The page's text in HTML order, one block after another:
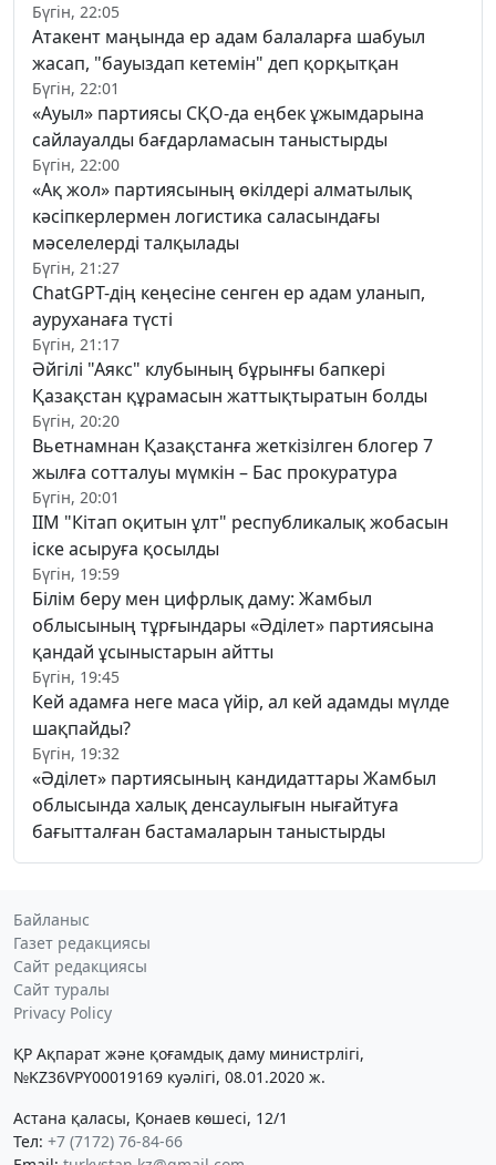
Бүгін, 22:05
Атакент маңында ер адам балаларға шабуыл
жасап, "бауыздап кетемін" деп қорқытқан
Бүгін, 22:01
«Ауыл» партиясы СҚО-да еңбек ұжымдарына
сайлауалды бағдарламасын таныстырды
Бүгін, 22:00
«Ақ жол» партиясының өкілдері алматылық
кәсіпкерлермен логистика саласындағы
мәселелерді талқылады
Бүгін, 21:27
ChatGPT-дің кеңесіне сенген ер адам уланып,
ауруханаға түсті
Бүгін, 21:17
Әйгілі "Аякс" клубының бұрынғы бапкері
Қазақстан құрамасын жаттықтыратын болды
Бүгін, 20:20
Вьетнамнан Қазақстанға жеткізілген блогер 7
жылға сотталуы мүмкін – Бас прокуратура
Бүгін, 20:01
ІІМ "Кітап оқитын ұлт" республикалық жобасын
іске асыруға қосылды
Бүгін, 19:59
Білім беру мен цифрлық даму: Жамбыл
облысының тұрғындары «Әділет» партиясына
қандай ұсыныстарын айтты
Бүгін, 19:45
Кей адамға неге маса үйір, ал кей адамды мүлде
шақпайды?
Бүгін, 19:32
«Әділет» партиясының кандидаттары Жамбыл
облысында халық денсаулығын нығайтуға
бағытталған бастамаларын таныстырды
Байланыс
Газет редакциясы
Сайт редакциясы
Сайт туралы
Privacy Policy
ҚР Ақпарат және қоғамдық даму министрлігі,
№KZ36VPY00019169 куәлігі, 08.01.2020 ж.
Астана қаласы, Қонаев көшесі, 12/1
Тел: +7 (7172) 76-84-66